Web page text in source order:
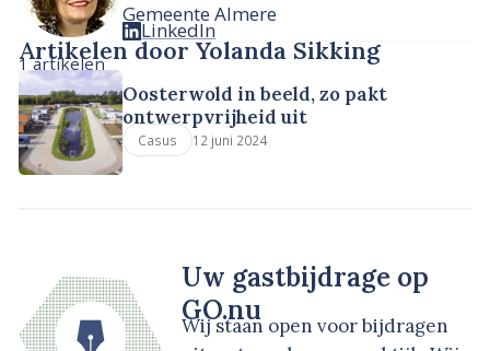
Gemeente Almere
LinkedIn
Artikelen door Yolanda Sikking
1 artikelen
Oosterwold in beeld, zo pakt
ontwerpvrijheid uit
Casus 12 juni 2024
Uw gastbijdrage op
GO.nu
Wij staan open voor bijdragen